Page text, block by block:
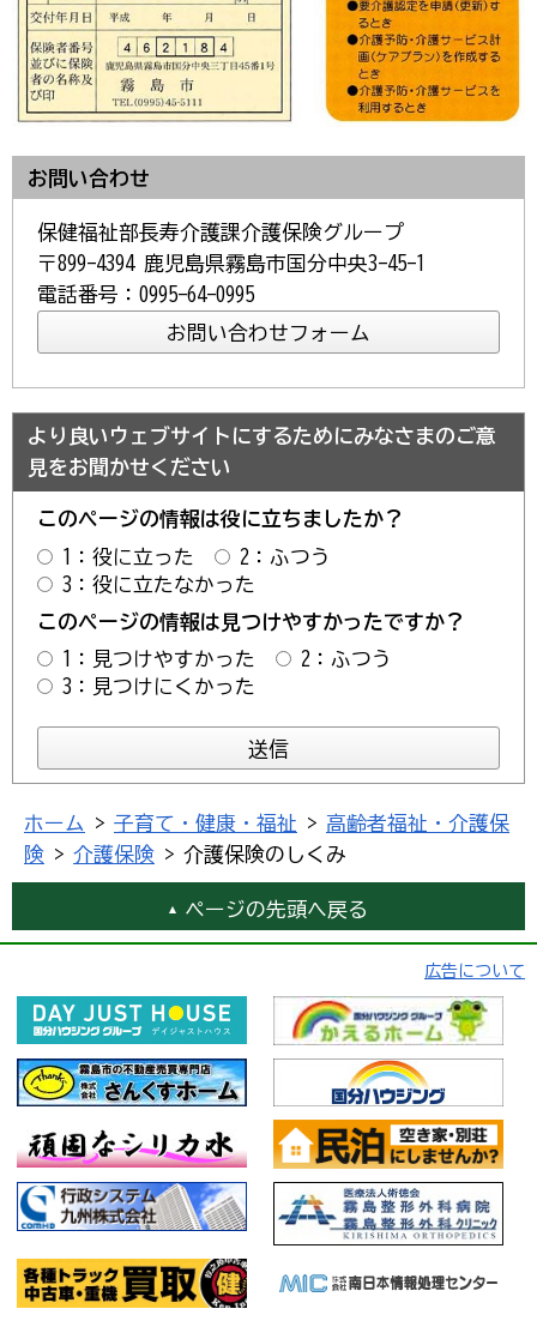
お問い合わせ
保健福祉部長寿介護課介護保険グループ
〒899-4394 鹿児島県霧島市国分中央3-45-1
電話番号：0995-64-0995
より良いウェブサイトにするためにみなさまのご意
見をお聞かせください
このページの情報は役に立ちましたか？
1：役に立った
2：ふつう
3：役に立たなかった
このページの情報は見つけやすかったですか？
1：見つけやすかった
2：ふつう
3：見つけにくかった
ホーム > 子育て・健康・福祉 > 高齢者福祉・介護保
険 > 介護保険 > 介護保険のしくみ
ページの先頭へ戻る
広告について